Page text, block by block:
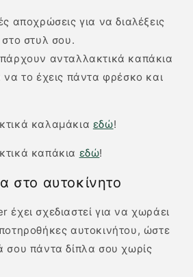
αποχρώσεις για να διαλέξεις
στο στυλ σου.
ανταλλακτικά καπάκια
να το έχεις πάντα φρέσκο και
καλαμάκια εδώ!
καπάκια εδώ!
στο αυτοκίνητο
έχει σχεδιαστεί για να χωράει
αυτοκινήτου, ώστε
σου πάντα δίπλα σου χωρίς